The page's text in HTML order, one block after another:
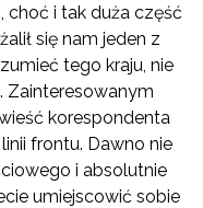
i tak duża część
się nam jeden z
tego kraju, nie
Zainteresowanym
korespondenta
frontu. Dawno nie
i absolutnie
umiejscowić sobie